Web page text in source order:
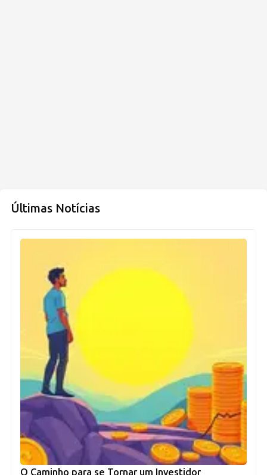
Últimas Notícias
O Caminho para se Tornar um Investidor